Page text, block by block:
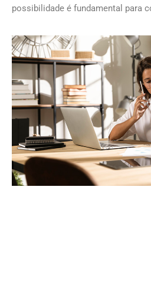
possibilidade é fundamental para